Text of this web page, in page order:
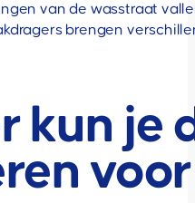
van de wasstraat
brengen
kun je